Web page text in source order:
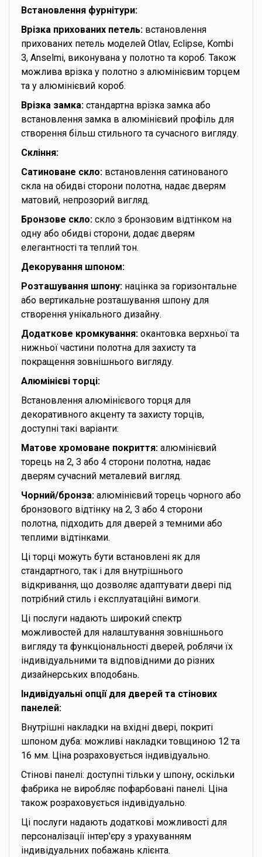
Встановлення фурнітури:
Врізка прихованих петель: встановлення
прихованих петель моделей Otlav, Eclipse, Kombi
3, Anselmi, виконувана у полотно та короб. Також
можлива врізка у полотно з алюмінієвим торцем
та у алюмінієвий короб.
Врізка замка: стандартна врізка замка або
встановлення замка в алюмінієвий профіль для
створення більш стильного та сучасного вигляду.
Скління:
Сатиноване скло: встановлення сатинованого
скла на обидві сторони полотна, надає дверям
матовий, непрозорий вигляд.
Бронзове скло: скло з бронзовим відтінком на
одну або обидві сторони, додає дверям
елегантності та теплий тон.
Декорування шпоном:
Розташування шпону: націнка за горизонтальне
або вертикальне розташування шпону для
створення унікального дизайну.
Додаткове кромкування: окантовка верхньої та
нижньої частини полотна для захисту та
покращення зовнішнього вигляду.
Алюмінієві торці:
Встановлення алюмінієвого торця для
декоративного акценту та захисту торців,
доступні такі варіанти:
Матове хромоване покриття: алюмінієвий
торець на 2, 3 або 4 сторони полотна, надає
дверям сучасний металевий вигляд.
Чорний/бронза: алюмінієвий торець чорного або
бронзового відтінку на 2, 3 або 4 сторони
полотна, підходить для дверей з темними або
теплими відтінками.
Ці торці можуть бути встановлені як для
стандартного, так і для внутрішнього
відкривання, що дозволяє адаптувати двері під
потрібний стиль і експлуатаційні вимоги.
Ці послуги надають широкий спектр
можливостей для налаштування зовнішнього
вигляду та функціональності дверей, роблячи їх
індивідуальними та відповідними до різних
дизайнерських вподобань.
Індивідуальні опції для дверей та стінових
панелей:
Внутрішні накладки на вхідні двері, покриті
шпоном дуба: можливі накладки товщиною 12 та
16 мм. Ціна розраховується індивідуально.
Стінові панелі: доступні тільки у шпону, оскільки
фабрика не виробляє пофарбовані панелі. Ціна
також розраховується індивідуально.
Ці послуги надають додаткові можливості для
персоналізації інтер'єру з урахуванням
індивідуальних побажань клієнта.